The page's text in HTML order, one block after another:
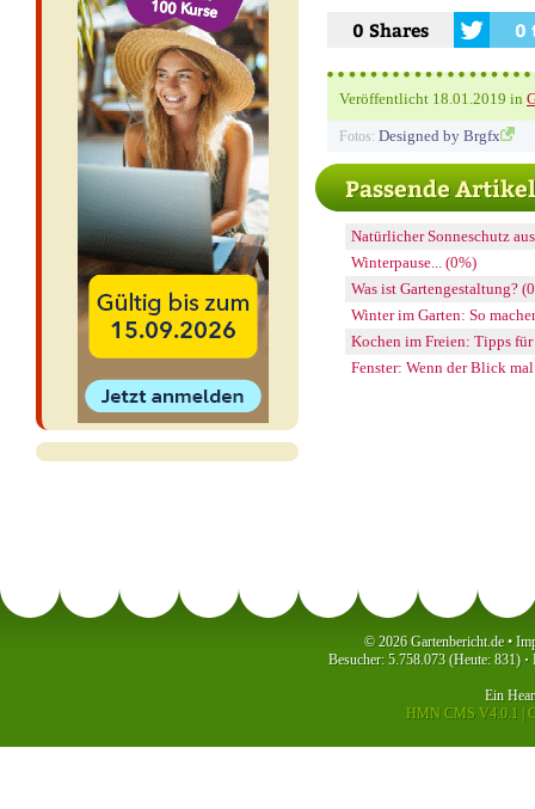
0 Shares 0
Veröffentlicht 18.01.2019 in
Fotos: Designed by Brgfx
Passende Artikel
Natürlicher Sonneschutz
Winterpause... (0%)
Was ist Gartengestaltung?
Winter im Garten: So
Kochen im Freien: Tipps
Fenster: Wenn der Blick
© 2026 Gartenbericht.de •
Besucher: 5.758.073 (Heute: 831) ·
Ein
HMN CMS V4.0.1